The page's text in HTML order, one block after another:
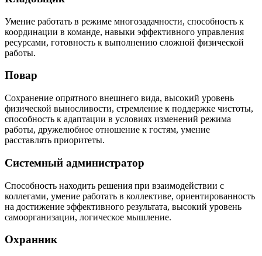
Умение работать в режиме многозадачности, способность к
координации в команде, навыки эффективного управления
ресурсами, готовность к выполнению сложной физической
работы.
Повар
Сохранение опрятного внешнего вида, высокий уровень
физической выносливости, стремление к поддержке чистоты,
способность к адаптации в условиях изменений режима
работы, дружелюбное отношение к гостям, умение
расставлять приоритеты.
Системный администратор
Способность находить решения при взаимодействии с
коллегами, умение работать в коллективе, ориентированность
на достижение эффективного результата, высокий уровень
самоорганизации, логическое мышление.
Охранник